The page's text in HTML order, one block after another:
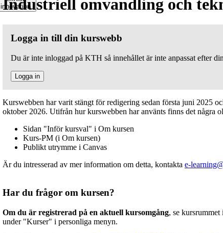
innovation
Industriell omvandling och
Logga in till din kurswebb
Du är inte inloggad på KTH så innehållet är inte anpassat efter
Logga in
Kurswebben har varit stängt för redigering sedan första juni 2025
oktober 2026. Utifrån hur kurswebben har använts finns det några
Sidan "Inför kursval" i Om kursen
Kurs-PM (i Om kursen)
Publikt utrymme i Canvas
Är du intresserad av mer information om detta, kontakta e-
Har du frågor om kursen?
Om du är registrerad på en aktuell kursomgång, se
under "Kurser" i personliga menyn.